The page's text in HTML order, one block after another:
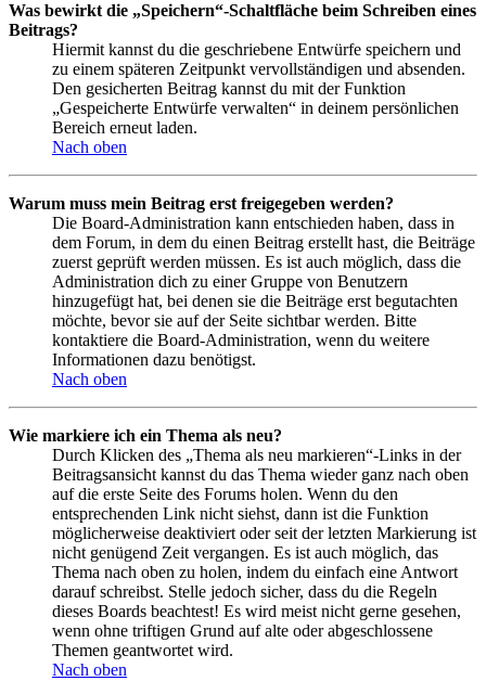
Was bewirkt die „Speichern“-Schaltfläche beim Schreiben eines
Beitrags?
Hiermit kannst du die geschriebene Entwürfe speichern und
zu einem späteren Zeitpunkt vervollständigen und absenden.
Den gesicherten Beitrag kannst du mit der Funktion
„Gespeicherte Entwürfe verwalten“ in deinem persönlichen
Bereich erneut laden.
Nach oben
Warum muss mein Beitrag erst freigegeben werden?
Die Board-Administration kann entschieden haben, dass in
dem Forum, in dem du einen Beitrag erstellt hast, die Beiträge
zuerst geprüft werden müssen. Es ist auch möglich, dass die
Administration dich zu einer Gruppe von Benutzern
hinzugefügt hat, bei denen sie die Beiträge erst begutachten
möchte, bevor sie auf der Seite sichtbar werden. Bitte
kontaktiere die Board-Administration, wenn du weitere
Informationen dazu benötigst.
Nach oben
Wie markiere ich ein Thema als neu?
Durch Klicken des „Thema als neu markieren“-Links in der
Beitragsansicht kannst du das Thema wieder ganz nach oben
auf die erste Seite des Forums holen. Wenn du den
entsprechenden Link nicht siehst, dann ist die Funktion
möglicherweise deaktiviert oder seit der letzten Markierung ist
nicht genügend Zeit vergangen. Es ist auch möglich, das
Thema nach oben zu holen, indem du einfach eine Antwort
darauf schreibst. Stelle jedoch sicher, dass du die Regeln
dieses Boards beachtest! Es wird meist nicht gerne gesehen,
wenn ohne triftigen Grund auf alte oder abgeschlossene
Themen geantwortet wird.
Nach oben